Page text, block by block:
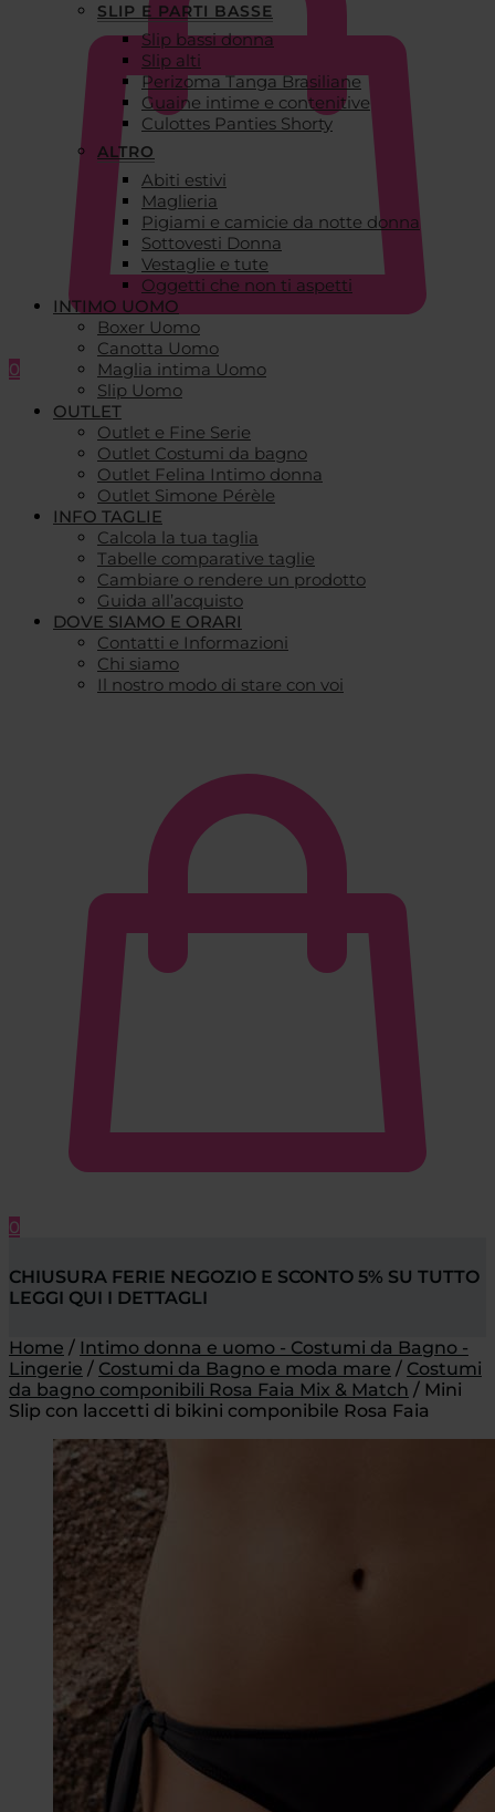
0
SLIP E PARTI BASSE
Slip bassi donna
Slip alti
Perizoma Tanga Brasiliane
Guaine intime e contenitive
Culottes Panties Shorty
ALTRO
Abiti estivi
Maglieria
Pigiami e camicie da notte donna
Sottovesti Donna
Vestaglie e tute
Oggetti che non ti aspetti
INTIMO UOMO
Boxer Uomo
Canotta Uomo
Maglia intima Uomo
Slip Uomo
OUTLET
Outlet e Fine Serie
Outlet Costumi da bagno
Outlet Felina Intimo donna
Outlet Simone Pérèle
INFO TAGLIE
Calcola la tua taglia
Tabelle comparative taglie
Cambiare o rendere un prodotto
Guida all’acquisto
DOVE SIAMO E ORARI
Contatti e Informazioni
Chi siamo
Il nostro modo di stare con voi
0
CHIUSURA FERIE NEGOZIO E SCONTO 5% SU TUTTO
LEGGI QUI I DETTAGLI
Home / Intimo donna e uomo - Costumi da Bagno -
Lingerie / Costumi da Bagno e moda mare / Costumi
da bagno componibili Rosa Faia Mix & Match / Mini
Slip con laccetti di bikini componibile Rosa Faia